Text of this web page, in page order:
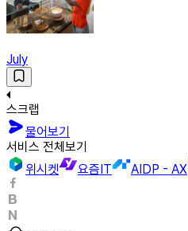
July
스크랩
물어보기
서비스 전체보기
위시켓
요즘IT AIDP - AX